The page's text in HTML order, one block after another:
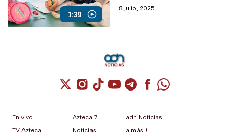
1:39
vacaciones de Semana Santa,
8 julio, 2025
Cuenta de X / Twitter (se abre en una
Cuenta de Instagram (se abre en una
Cuenta de TikTok (se abre en
Cuenta de YouTube (se abre
Cuenta de Telegram (se
Cuenta de
Cuenta de
En vivo
TV Azteca
Azteca 7
Noticias
adn Noticias
a más +